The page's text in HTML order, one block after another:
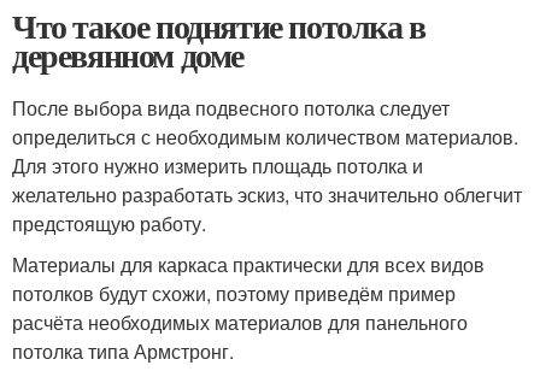
Что такое поднятие потолка в
деревянном доме
После выбора вида подвесного потолка следует
определиться с необходимым количеством материалов.
Для этого нужно измерить площадь потолка и
желательно разработать эскиз, что значительно облегчит
предстоящую работу.
Материалы для каркаса практически для всех видов
потолков будут схожи, поэтому приведём пример
расчёта необходимых материалов для панельного
потолка типа Армстронг.